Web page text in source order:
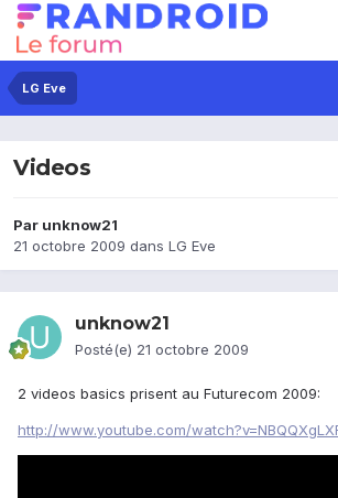
LG Eve
Videos
Par unknow21
21 octobre 2009 dans LG Eve
unknow21
Posté(e) 21 octobre 2009
2 videos basics prisent au Futurecom 2009:
http://www.youtube.com/